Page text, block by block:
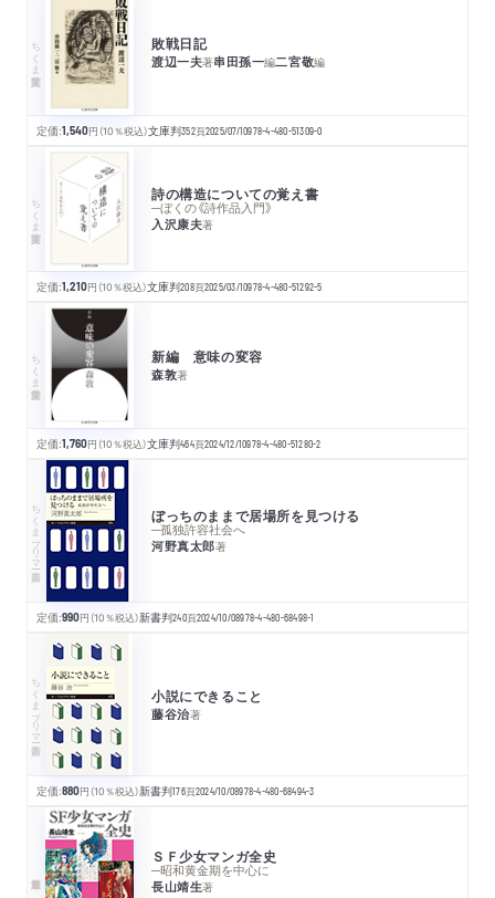
ちくま学芸文庫 敗戦日記
渡辺一夫著串田孫一編二宮敬編
定価:1,540円 （10％税込）文庫判352頁2025/07/10978-4-480-51309-0
ちくま学芸文庫 詩の構造についての覚え書
─ぼくの《詩作品入門》
入沢康夫著
定価:1,210円 （10％税込）文庫判208頁2025/03/10978-4-480-51292-5
ちくま学芸文庫 新編 意味の変容
森敦著
定価:1,760円 （10％税込）文庫判464頁2024/12/10978-4-480-51280-2
ちくまプリマー新書 ぼっちのままで居場所を見つける
─孤独許容社会へ
河野真太郎著
定価:990円 （10％税込）新書判240頁2024/10/08978-4-480-68498-1
ちくまプリマー新書 小説にできること
藤谷治著
定価:880円 （10％税込）新書判176頁2024/10/08978-4-480-68494-3
ＳＦ少女マンガ全史
─昭和黄金期を中心に
長山靖生著